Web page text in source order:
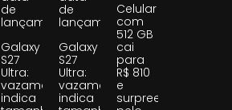
de
lançamento
Galaxy
S27
Ultra:
vazamento
indica
de
lançamento
Galaxy
S27
Ultra:
vazamento
indica
Celular
com
512 GB
cai
para
R$ 810
e
surpreende